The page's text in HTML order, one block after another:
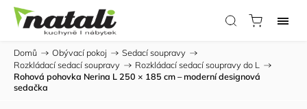
Domů / Obývací pokoj / Sedací soupravy /
Rozkládací sedací soupravy / Rozkládací sedací soupravy do L
/
Rohová pohovka Nerina L 250 × 185 cm – moderní designová
sedačka